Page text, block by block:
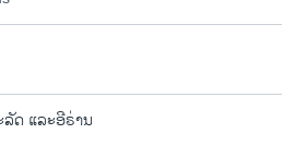
ດ ແລະອີຣ່ານ